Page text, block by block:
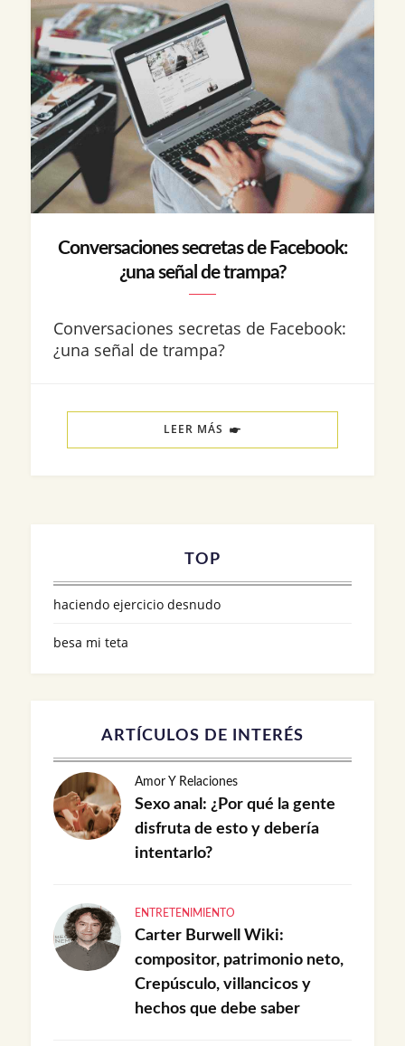
Conversaciones secretas de Facebook:
¿una señal de trampa?
Conversaciones secretas de Facebook:
¿una señal de trampa?
LEER MÁS
TOP
haciendo ejercicio desnudo
besa mi teta
ARTÍCULOS DE INTERÉS
Amor Y Relaciones
Sexo anal: ¿Por qué la gente
disfruta de esto y debería
intentarlo?
ENTRETENIMIENTO
Carter Burwell Wiki:
compositor, patrimonio neto,
Crepúsculo, villancicos y
hechos que debe saber